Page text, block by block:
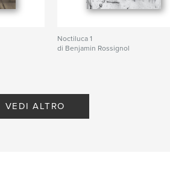
Noctiluca 1
di Benjamin Rossignol
VEDI ALTRO